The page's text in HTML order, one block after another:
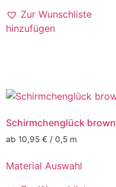
Zur Wunschliste
hinzufügen
Schirmchenglück brown
ab 10,95 € / 0,5 m
Material Auswahl